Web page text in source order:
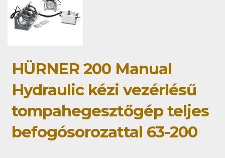
HÜRNER 200 Manual
Hydraulic kézi vezérlésű
tompahegesztőgép teljes
befogósorozattal 63-200